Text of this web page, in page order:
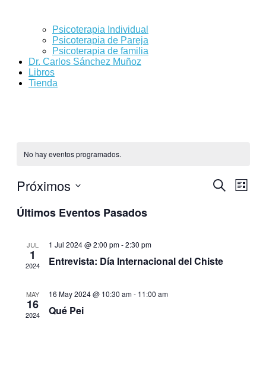
Psicoterapia Individual
Psicoterapia de Pareja
Psicoterapia de familia
Dr. Carlos Sánchez Muñoz
Libros
Tienda
No hay eventos programados.
de
Buscar
Lista
Próximos
la
Últimos Eventos Pasados
JUL
1
2024
1 Jul 2024 @ 2:00 pm-2:30 pm
Entrevista: Día Internacional del Chiste
MAY
16
2024
16 May 2024 @ 10:30 am- 11:00 am
Qué Pei